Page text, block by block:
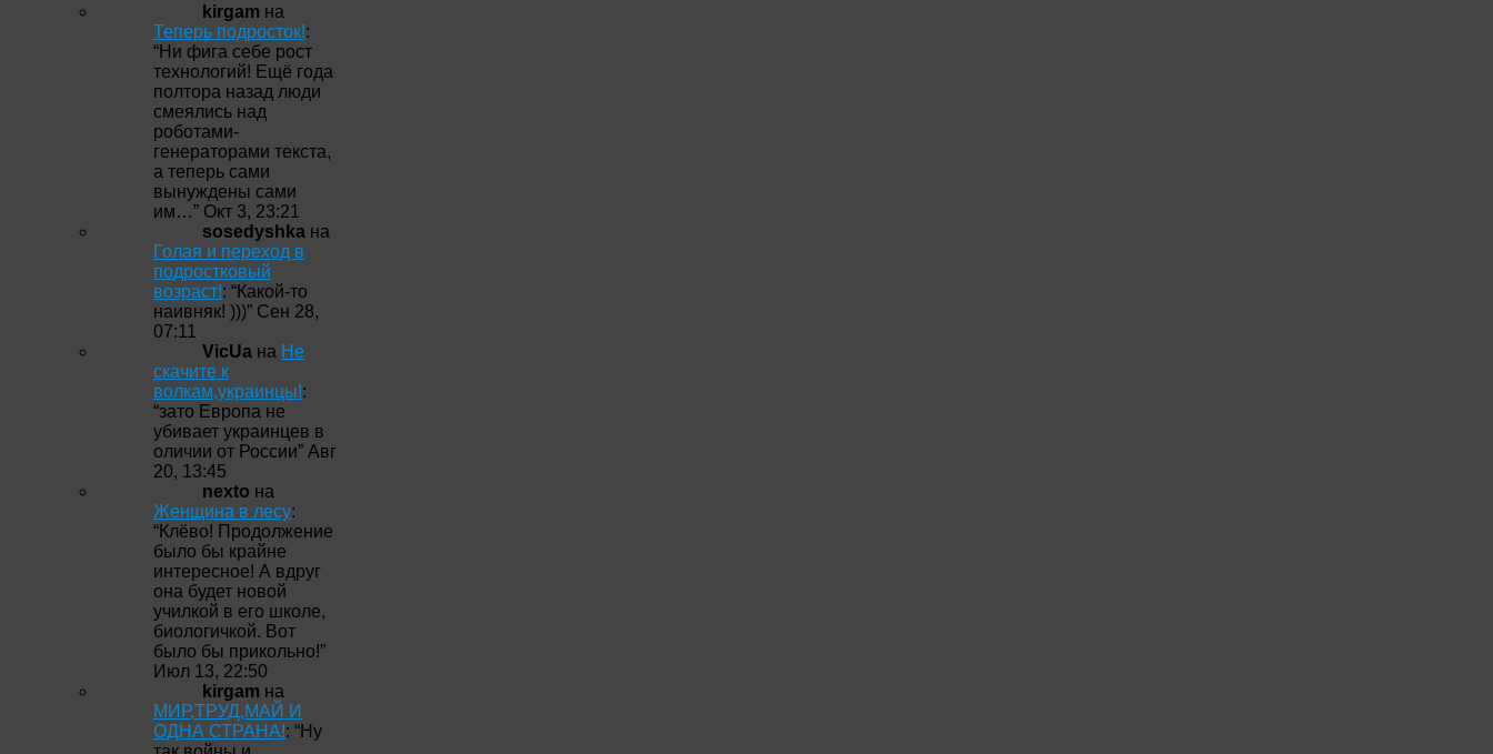
kirgam на
Теперь подросток!:
“Ни фига себе рост
технологий! Ещё года
полтора назад люди
смеялись над
роботами-
генераторами текста,
а теперь сами
вынуждены сами
им…” Окт 3, 23:21
sosedyshka на
Голая и переход в
подростковый
возраст!: “Какой-то
наивняк! )))” Сен 28,
07:11
VicUa на Не
скачите к
волкам,украинцы!:
“зато Европа не
убивает украинцев в
оличии от России” Авг
20, 13:45
nexto на
Женщина в лесу:
“Клёво! Продолжение
было бы крайне
интересное! А вдруг
она будет новой
училкой в его школе,
биологичкой. Вот
было бы прикольно!”
Июл 13, 22:50
kirgam на
МИР,ТРУД,МАЙ И
ОДНА СТРАНА!: “Ну